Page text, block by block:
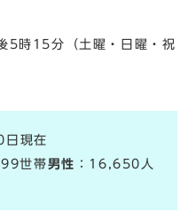
5時15分（土曜・日曜・祝
現在
世帯男性 ：16,650人